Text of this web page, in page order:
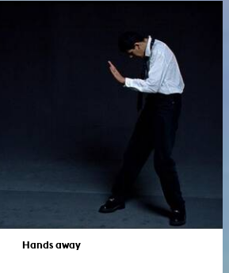
Hands away